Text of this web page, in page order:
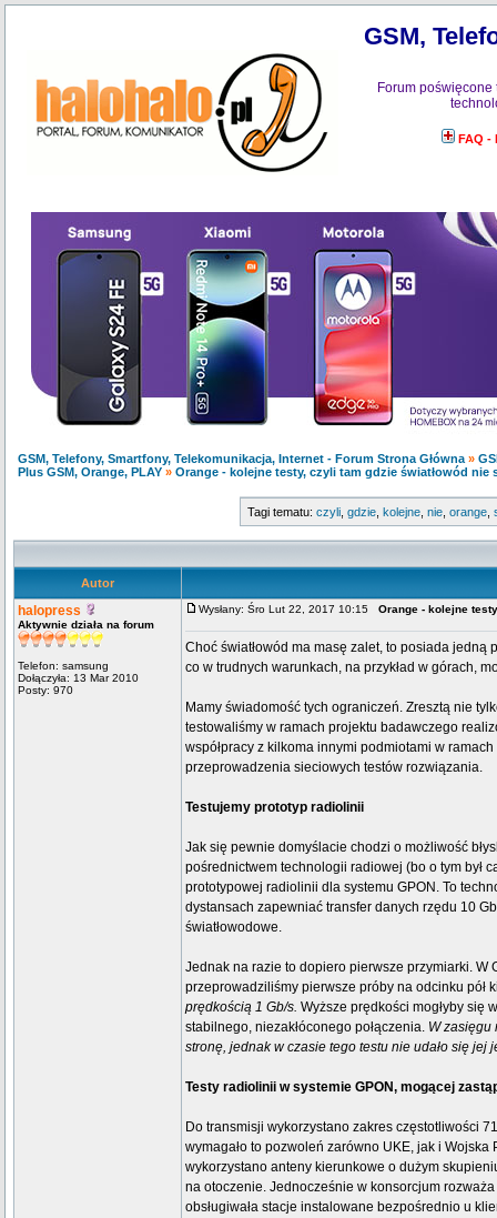
GSM,
Forum
FAQ -
GSM, Telefony, Smartfony, Telekomunikacja, Internet - Forum Strona Główna »
Plus GSM, Orange, PLAY » Orange - kolejne testy, czyli tam gdzie światłowód nie
Tagi tematu: czyli, gdzie, kolejne, nie, orange,
Autor
halopress
Aktywnie działa na forum
Telefon: samsung
Dołączyła: 13 Mar 2010
Posty: 970
Wysłany: Śro Lut 22, 2017 10:15 Orange - kolejne
Choć światłowód ma masę zalet, to posiada
co w trudnych warunkach, na przykład w górach,
Mamy świadomość tych ograniczeń. Zresztą nie
testowaliśmy w ramach projektu badawczego
współpracy z kilkoma innymi podmiotami w
przeprowadzenia sieciowych testów rozwiązania.
Testujemy prototyp radiolinii
Jak się pewnie domyślacie chodzi o możliwość
pośrednictwem technologii radiowej (bo o tym był
prototypowej radiolinii dla systemu GPON. To
dystansach zapewniać transfer danych rzędu 10
światłowodowe.
Jednak na razie to dopiero pierwsze przymiarki.
przeprowadziliśmy pierwsze próby na odcinku pół
prędkością 1 Gb/s. Wyższe prędkości mogłyby się
stabilnego, niezakłóconego połączenia. W zasięgu
stronę, jednak w czasie tego testu nie udało się jej
Testy radiolinii w systemie GPON, mogącej
Do transmisji wykorzystano zakres częstotliwości
wymagało to pozwoleń zarówno UKE, jak i
wykorzystano anteny kierunkowe o dużym
na otoczenie. Jednocześnie w konsorcjum
obsługiwała stacje instalowane bezpośrednio u